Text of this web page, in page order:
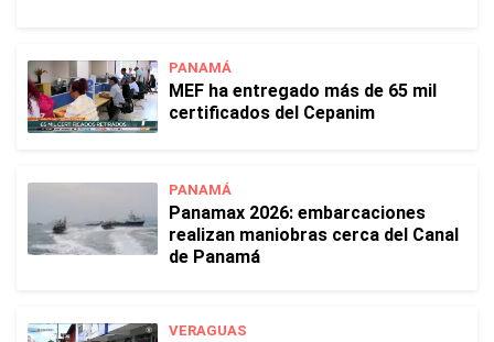
PANAMÁ
MEF ha entregado más de 65 mil
certificados del Cepanim
PANAMÁ
Panamax 2026: embarcaciones
realizan maniobras cerca del Canal
de Panamá
VERAGUAS